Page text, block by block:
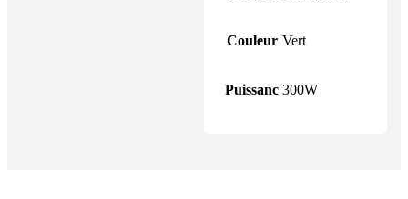
Couleur Vert
Puissanc 300W